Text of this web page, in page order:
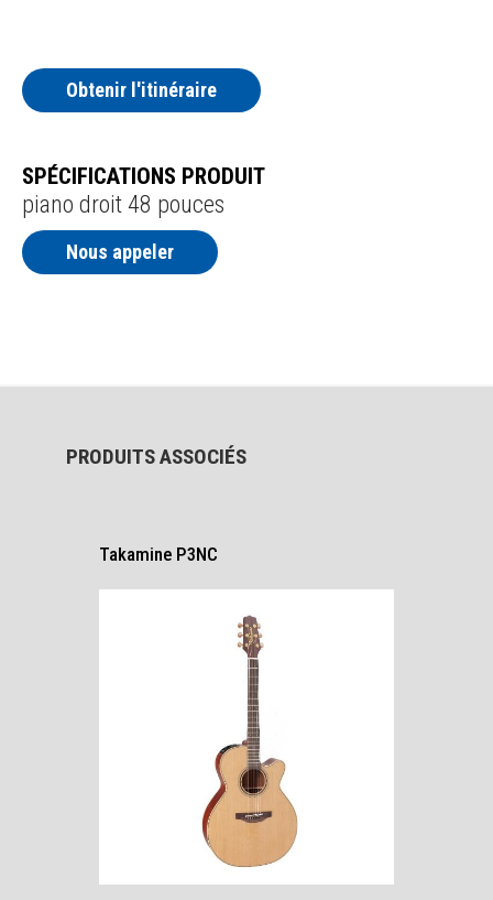
Obtenir l'itinéraire
SPÉCIFICATIONS PRODUIT
piano droit 48 pouces
Nous appeler
PRODUITS ASSOCIÉS
Takamine P3NC